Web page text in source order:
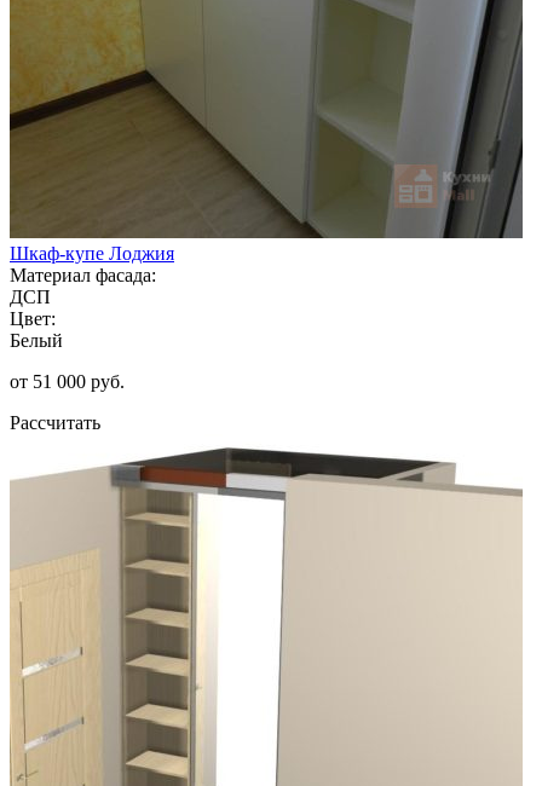
Шкаф-купе Лоджия
Материал фасада:
ДСП
Цвет:
Белый
от 51 000 руб.
Рассчитать